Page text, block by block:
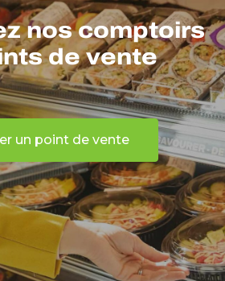
nos comptoirs
de vente
un point de vente